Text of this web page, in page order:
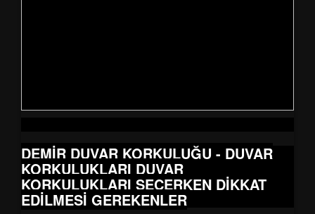
DEMİR DUVAR KORKULUĞU - DUVAR
KORKULUKLARI DUVAR
KORKULUKLARI SEÇERKEN DİKKAT
EDİLMESİ GEREKENLER